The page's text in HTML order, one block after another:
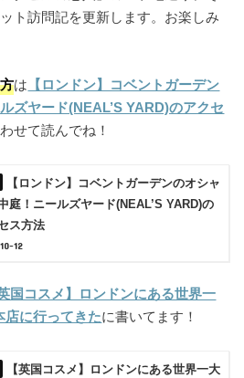
ト訪問記を更新します。お楽しみ
は 【ロンドン】コベントガーデン
ズヤード(NEAL’S YARD)のアクセ
せて読んでね！
【ロンドン】コベントガーデンのオシャ
庭！ニールズヤード(NEAL’S YARD)の
ス方法
12
英国コスメ】ロンドンにある世界一
店に行ってきたに書いてます！
【英国コスメ】ロンドンにある世界一大